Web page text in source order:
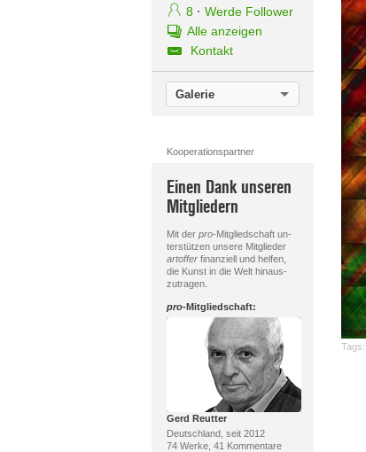
8 · Werde Follower
Alle anzeigen
Kontakt
Galerie
Kooperationspartner
Einen Dank unseren
Mitgliedern
Mit der pro-Mitgliedschaft un-
terstützen unsere Mitglieder
artofferfinanziell und helfen,
die Kunst in die Welt hinaus-
zutragen.
pro-Mitgliedschaft:
Gerd Reutter
Deutschland, seit 2012
74 Werke, 41 Kommentare
Tags: